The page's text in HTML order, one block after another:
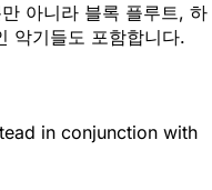
아니라 블록 플루트, 하
악기들도 포함합니다.
in conjunction with